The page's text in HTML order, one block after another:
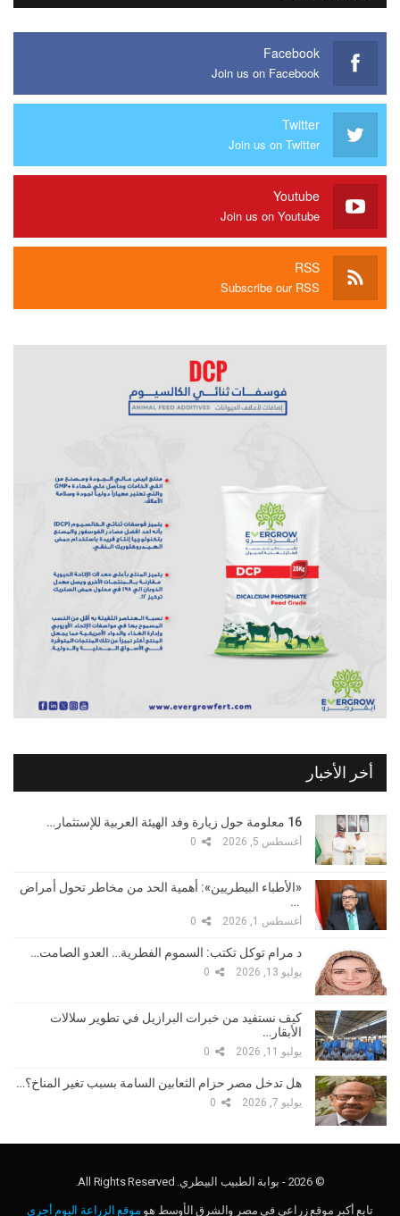
Facebook
Join us on Facebook
Twitter
Join us on Twitter
Youtube
Join us on Youtube
RSS
Subscribe our RSS
أخر الأخبار
16 معلومة حول زيارة وفد الهيئة العربية للإستثمار…
أغسطس 5, 2026
«الأطباء البيطريين»: أهمية الحد من مخاطر تحول أمراض
…
أغسطس 1, 2026
د مرام توكل تكتب: السموم الفطرية… العدو الصامت…
يوليو 13, 2026
كيف نستفيد من خبرات البرازيل في تطوير سلالات
الأبقار…
يوليو 11, 2026
هل تدخل مصر حزام الثعابين السامة بسبب تغير المناخ؟…
يوليو 7, 2026
© 2026 - بوابة الطبيب البيطري. All Rights Reserved.
تابع أكبر موقع زراعي في مصر والشرق الأوسط هو موقع الزراعة اليوم أجري